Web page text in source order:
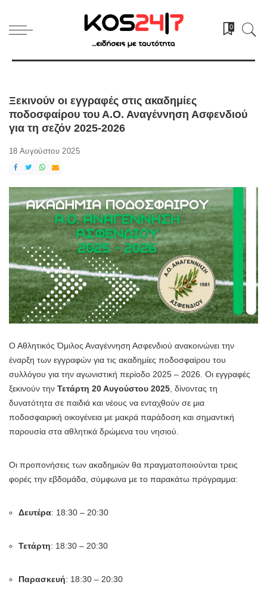
0
Ξεκινούν οι εγγραφές στις ακαδημίες
ποδοσφαίρου του Α.Ο. Αναγέννηση Ασφενδιού
για τη σεζόν 2025-2026
18 Αυγούστου 2025
Ο Αθλητικός Όμιλος Αναγέννηση Ασφενδιού ανακοινώνει την
έναρξη των εγγραφών για τις ακαδημίες ποδοσφαίρου του
συλλόγου για την αγωνιστική περίοδο 2025 – 2026. Οι εγγραφές
ξεκινούν την Τετάρτη 20 Αυγούστου 2025 , δίνοντας τη
δυνατότητα σε παιδιά και νέους να ενταχθούν σε μια
ποδοσφαιρική οικογένεια με μακρά παράδοση και σημαντική
παρουσία στα αθλητικά δρώμενα του νησιού.
Οι προπονήσεις των ακαδημιών θα πραγματοποιούνται τρεις
φορές την εβδομάδα, σύμφωνα με το παρακάτω πρόγραμμα:
Δευτέρα: 18:30 – 20:30
Τετάρτη: 18:30 – 20:30
Παρασκευή: 18:30 – 20:30